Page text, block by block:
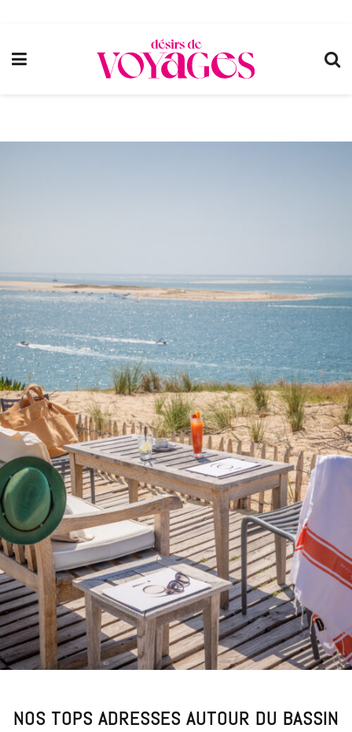
NOS TOPS ADRESSES AUTOUR DU BASSIN